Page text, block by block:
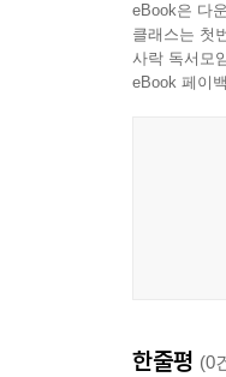
eBook은 다
클래스는 첫
사락 독서모
eBook 페이
한줄평 (0